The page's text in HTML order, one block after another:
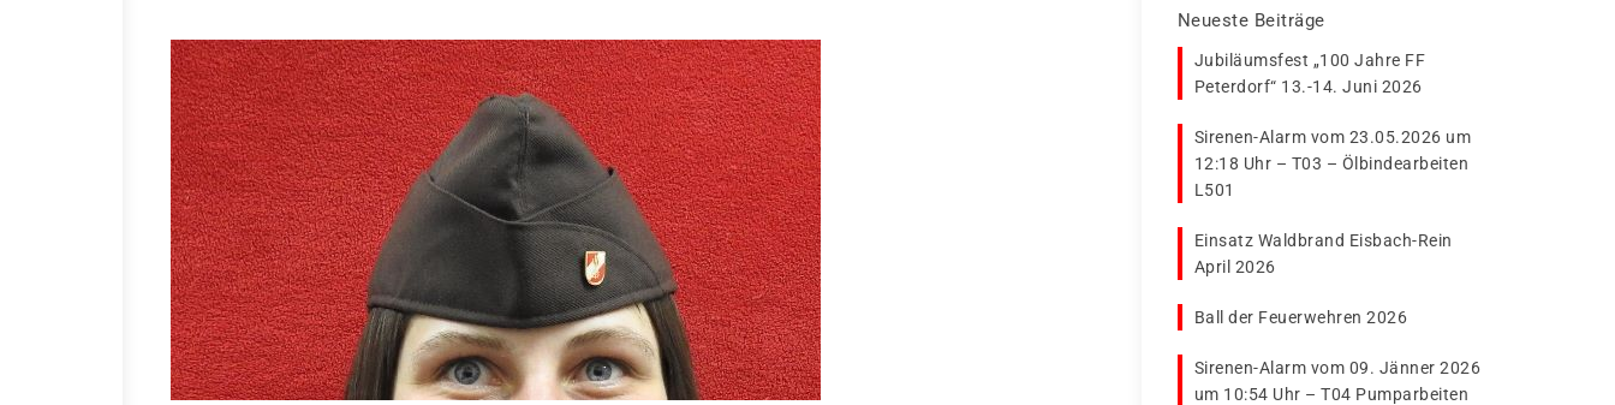
Neueste Beiträge
Jubiläumsfest „100 Jahre FF
Peterdorf“ 13.-14. Juni 2026
Sirenen-Alarm vom 23.05.2026 um
12:18 Uhr – T03 – Ölbindearbeiten
L501
Einsatz Waldbrand Eisbach-Rein
April 2026
Ball der Feuerwehren 2026
Sirenen-Alarm vom 09. Jänner 2026
um 10:54 Uhr – T04 Pumparbeiten